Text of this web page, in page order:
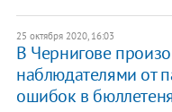
25 октября 2020, 16:03
В Чернигове
наблюдателями от
ошибок в